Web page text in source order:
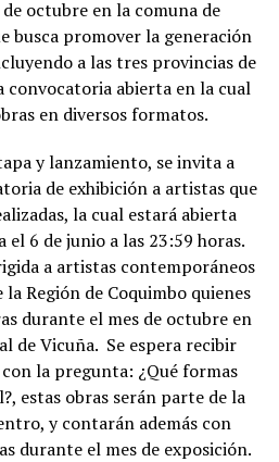
octubre en la comuna de
busca promover la generación
a las tres provincias de
convocatoria abierta en la cual
en diversos formatos.
y lanzamiento, se invita a
de exhibición a artistas que
la cual estará abierta
el 6 de junio a las 23:59 horas.
a artistas contemporáneos
Región de Coquimbo quienes
durante el mes de octubre en
de Vicuña. Se espera recibir
la pregunta: ¿Qué formas
estas obras serán parte de la
y contarán además con
durante el mes de exposición.